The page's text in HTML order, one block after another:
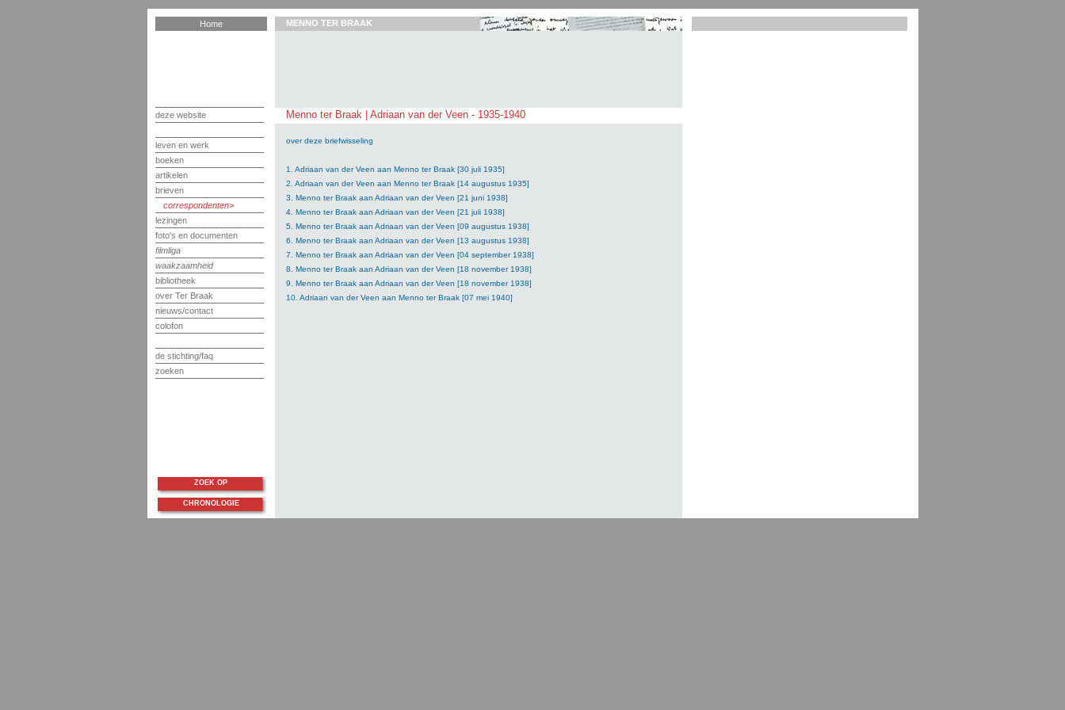
Home
deze website
leven en werk
boeken
artikelen
brieven
correspondenten
lezingen
foto's en documenten
filmliga
waakzaamheid
bibliotheek
over Ter Braak
nieuws/contact
colofon
de stichting/faq
zoeken
MENNO TER BRAAK
Menno ter Braak | Adriaan van der Veen - 1935-1940
over deze briefwisseling
1. Adriaan van der Veen aan Menno ter Braak [30 juli 1935]
2. Adriaan van der Veen aan Menno ter Braak [14 augustus 1935]
3. Menno ter Braak aan Adriaan van der Veen [21 juni 1938]
4. Menno ter Braak aan Adriaan van der Veen [21 juli 1938]
5. Menno ter Braak aan Adriaan van der Veen [09 augustus 1938]
6. Menno ter Braak aan Adriaan van der Veen [13 augustus 1938]
7. Menno ter Braak aan Adriaan van der Veen [04 september 1938]
8. Menno ter Braak aan Adriaan van der Veen [18 november 1938]
9. Menno ter Braak aan Adriaan van der Veen [18 november 1938]
10. Adriaan van der Veen aan Menno ter Braak [07 mei 1940]
ZOEK OP
CHRONOLOGIE